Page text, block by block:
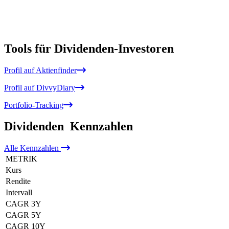
Tools für Dividenden-Investoren
Profil auf Aktienfinder
Profil auf DivvyDiary
Portfolio-Tracking
Dividenden Kennzahlen
Alle Kennzahlen
METRIK
Kurs
Rendite
Intervall
CAGR 3Y
CAGR 5Y
CAGR 10Y